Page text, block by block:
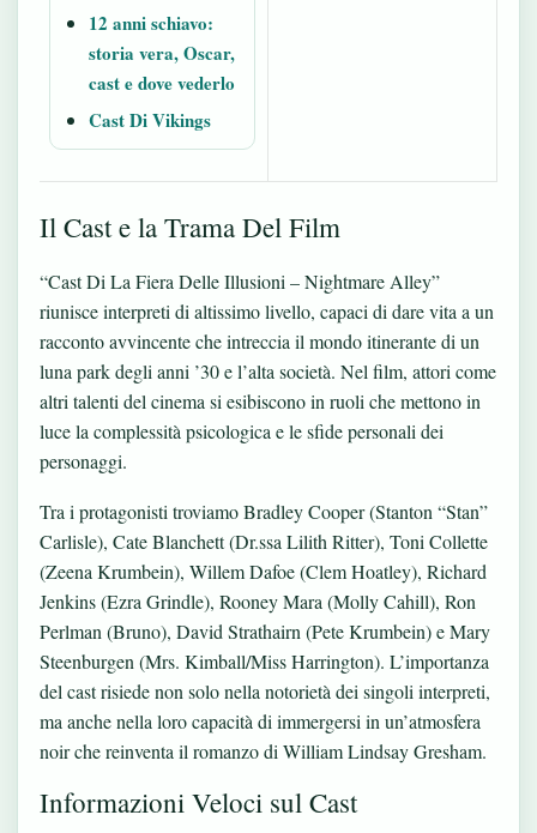
12 anni schiavo:
storia vera, Oscar,
cast e dove vederlo
Cast Di Vikings
Il Cast e la Trama Del Film
“Cast Di La Fiera Delle Illusioni – Nightmare Alley”
riunisce interpreti di altissimo livello, capaci di dare vita a un
racconto avvincente che intreccia il mondo itinerante di un
luna park degli anni ’30 e l’alta società. Nel film, attori come
altri talenti del cinema si esibiscono in ruoli che mettono in
luce la complessità psicologica e le sfide personali dei
personaggi.
Tra i protagonisti troviamo Bradley Cooper (Stanton “Stan”
Carlisle), Cate Blanchett (Dr.ssa Lilith Ritter), Toni Collette
(Zeena Krumbein), Willem Dafoe (Clem Hoatley), Richard
Jenkins (Ezra Grindle), Rooney Mara (Molly Cahill), Ron
Perlman (Bruno), David Strathairn (Pete Krumbein) e Mary
Steenburgen (Mrs. Kimball/Miss Harrington). L’importanza
del cast risiede non solo nella notorietà dei singoli interpreti,
ma anche nella loro capacità di immergersi in un’atmosfera
noir che reinventa il romanzo di William Lindsay Gresham.
Informazioni Veloci sul Cast